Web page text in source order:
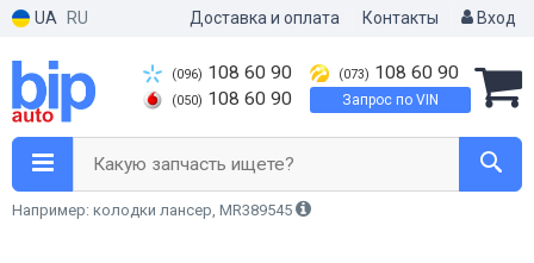
UA RU Доставка и оплата Контакты Вход
(096) 108 60 90
(050) 108 60 90
(073) 108 60 90
Запрос по VIN
Какую запчасть ищете?
Например: колодки лансер, MR389545